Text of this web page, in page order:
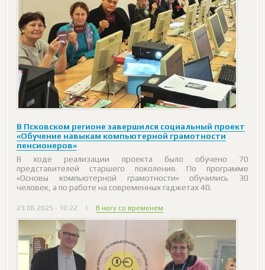
В Псковском регионе завершился социальный проект
«Обучение навыкам компьютерной грамотности
пенсионеров»
В ходе реализации проекта было обучено 70
представителей старшего поколения. По программе
«Основы компьютерной грамотности» обучились 30
человек, а по работе на современных гаджетах 40.
23.06.2025 - 10:22 | В ногу со временем